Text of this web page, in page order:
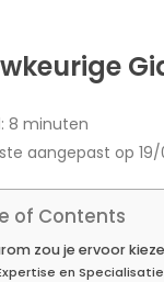
8 minuten
aangepast op
of Contents
zou je ervoor
en Specialisatie